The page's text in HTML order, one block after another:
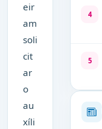
eir
am
soli
cit
ar
o
au
xíli
4
5